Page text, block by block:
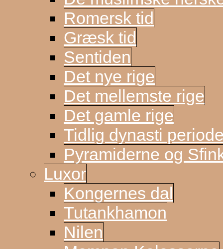
Romersk tid
Græsk tid
Sentiden
Det nye rige
Det mellemste rige
Det gamle rige
Tidlig dynasti
Pyramiderne og
Luxor
Kongernes dal
Tutankhamon
Nilen